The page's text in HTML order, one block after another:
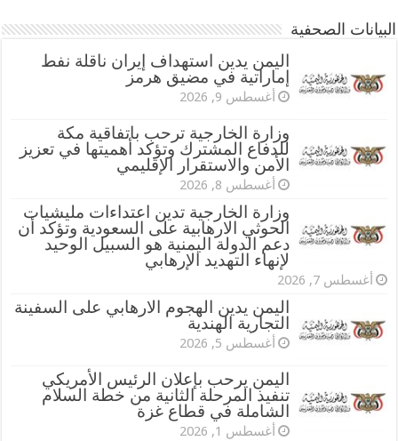
البيانات الصحفية
اليمن يدين استهداف إيران ناقلة نفط
إماراتية في مضيق هرمز
أغسطس 9, 2026
وزارة الخارجية ترحب باتفاقية مكة
للدفاع المشترك وتؤكد أهميتها في تعزيز
الأمن والاستقرار الإقليمي
أغسطس 8, 2026
وزارة الخارجية تدين اعتداءات مليشيات
الحوثي الارهابية على السعودية وتؤكد أن
دعم الدولة اليمنية هو السبيل الوحيد
لإنهاء التهديد الإرهابي
أغسطس 7, 2026
اليمن يدين الهجوم الارهابي على السفينة
التجارية الهندية
أغسطس 5, 2026
اليمن يرحب بإعلان الرئيس الأمريكي
تنفيذ المرحلة الثانية من خطة السلام
الشاملة في قطاع غزة
أغسطس 1, 2026